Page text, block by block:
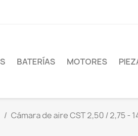
BATERÍAS MOTORES
Cámara de aire CST 2,50 / 2,75 -